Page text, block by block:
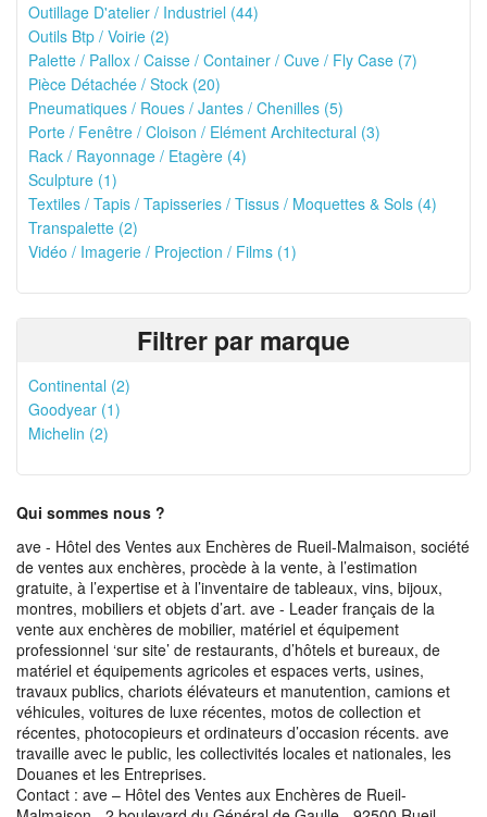
Outillage D'atelier / Industriel (44)
Outils Btp / Voirie (2)
Palette / Pallox / Caisse / Container / Cuve / Fly Case (7)
Pièce Détachée / Stock (20)
Pneumatiques / Roues / Jantes / Chenilles (5)
Porte / Fenêtre / Cloison / Elément Architectural (3)
Rack / Rayonnage / Etagère (4)
Sculpture (1)
Textiles / Tapis / Tapisseries / Tissus / Moquettes & Sols (4)
Transpalette (2)
Vidéo / Imagerie / Projection / Films (1)
Filtrer par marque
Continental (2)
Goodyear (1)
Michelin (2)
Qui sommes nous ?
ave - Hôtel des Ventes aux Enchères de Rueil-Malmaison, société
de ventes aux enchères, procède à la vente, à l’estimation
gratuite, à l’expertise et à l’inventaire de tableaux, vins, bijoux,
montres, mobiliers et objets d’art. ave - Leader français de la
vente aux enchères de mobilier, matériel et équipement
professionnel ‘sur site’ de restaurants, d’hôtels et bureaux, de
matériel et équipements agricoles et espaces verts, usines,
travaux publics, chariots élévateurs et manutention, camions et
véhicules, voitures de luxe récentes, motos de collection et
récentes, photocopieurs et ordinateurs d’occasion récents. ave
travaille avec le public, les collectivités locales et nationales, les
Douanes et les Entreprises.
Contact : ave – Hôtel des Ventes aux Enchères de Rueil-